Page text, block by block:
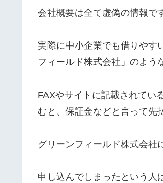
会社概要は全て虚偽の情報で
実際に中小企業でも借りやす
フィールド株式会社」のよう
FAXやサイトに記載されてい
むと、保証金などと言って先
グリーンフィールド株式会社
申し込んでしまったという人